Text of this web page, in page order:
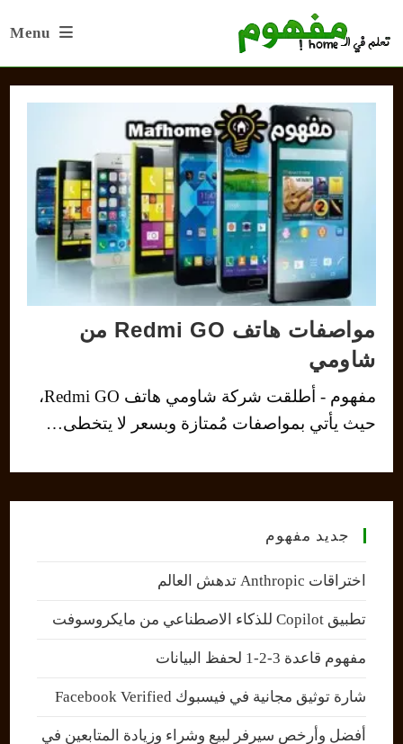
Menu
مواصفات هاتف Redmi GO من
شاومي
مفهوم - أطلقت شركة شاومي هاتف Redmi GO،
حيث يأتي بمواصفات مُمتازة وبسعر لا يتخطى…
جديد مفهوم
اختراقات Anthropic تدهش العالم
تطبيق Copilot للذكاء الاصطناعي من مايكروسوفت
مفهوم قاعدة 3-2-1 لحفظ البيانات
شارة توثيق مجانية في فيسبوك Facebook Verified
أفضل وأرخص سيرفر لبيع وشراء وزيادة المتابعين في